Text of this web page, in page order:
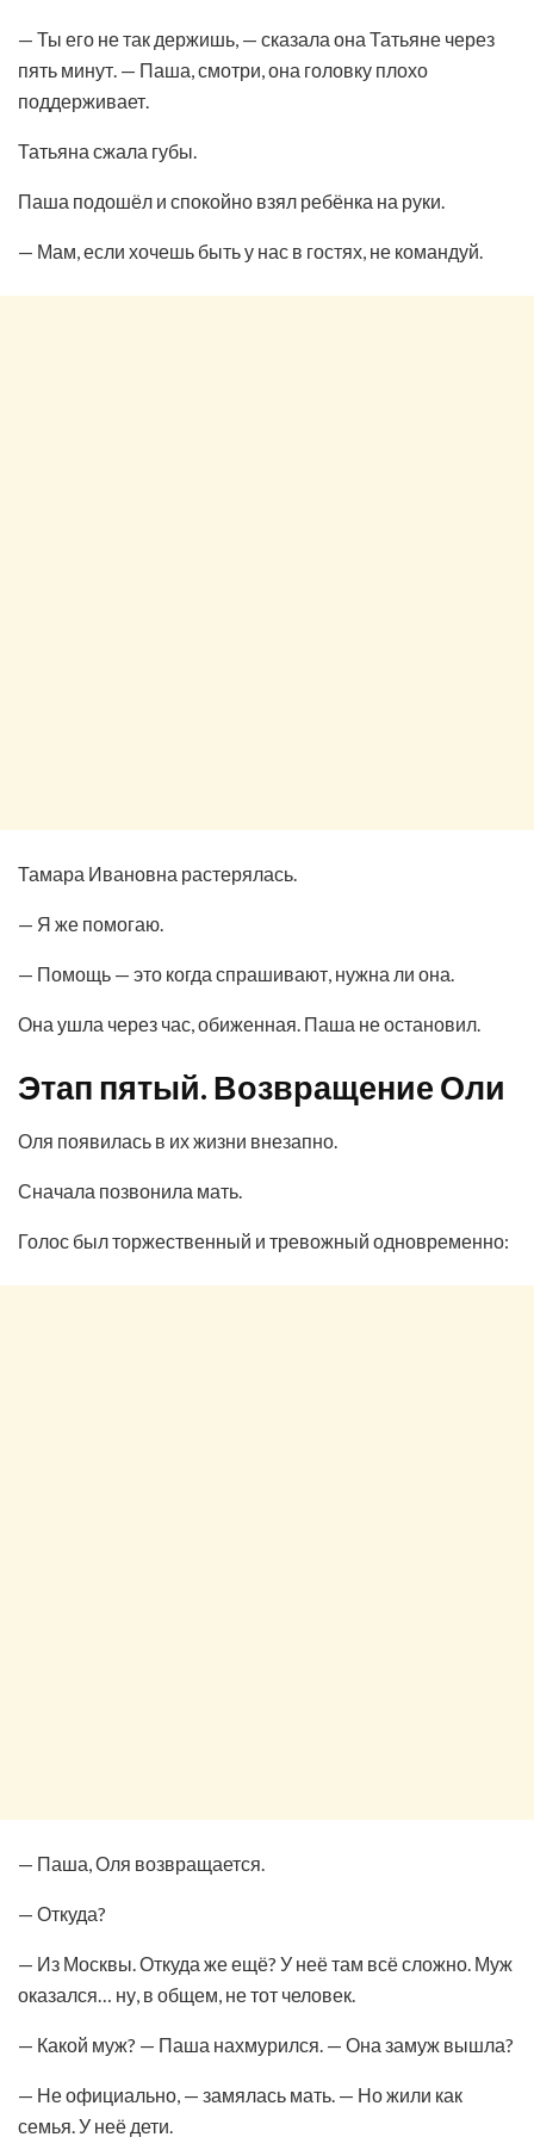
— Ты его не так держишь, — сказала она Татьяне через
пять минут. — Паша, смотри, она головку плохо
поддерживает.
Татьяна сжала губы.
Паша подошёл и спокойно взял ребёнка на руки.
— Мам, если хочешь быть у нас в гостях, не командуй.
Тамара Ивановна растерялась.
— Я же помогаю.
— Помощь — это когда спрашивают, нужна ли она.
Она ушла через час, обиженная. Паша не остановил.
Этап пятый. Возвращение Оли
Оля появилась в их жизни внезапно.
Сначала позвонила мать.
Голос был торжественный и тревожный одновременно:
— Паша, Оля возвращается.
— Откуда?
— Из Москвы. Откуда же ещё? У неё там всё сложно. Муж
оказался… ну, в общем, не тот человек.
— Какой муж? — Паша нахмурился. — Она замуж вышла?
— Не официально, — замялась мать. — Но жили как
семья. У неё дети.